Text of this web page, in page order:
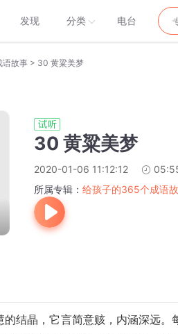
发现 分类 电台
语故事 > 30 黄粱美梦
30 黄粱美梦
2020-01-06 11:12:12
所属专辑： 给孩子的365个成语
结晶，它言简意赅，内涵深远。